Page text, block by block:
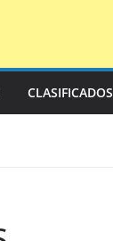
CLASIFICADOS